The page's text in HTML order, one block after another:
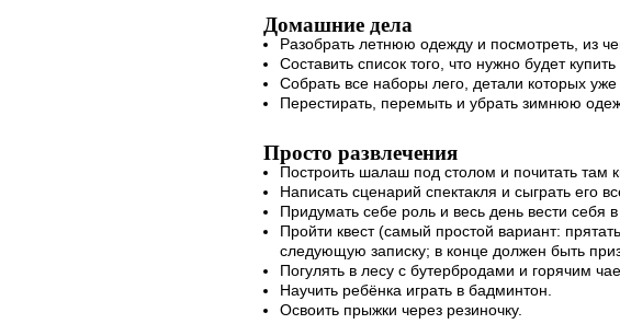
Домашние дела
Разобрать летнюю одежду и посмотреть, из
Составить список того, что нужно будет
Собрать все наборы лего, детали которых уже
Перестирать, перемыть и убрать зимнюю
Просто развлечения
Построить шалаш под столом и почитать там
Написать сценарий спектакля и сыграть его
Придумать себе роль и весь день вести себя в
Пройти квест (самый простой вариант:
следующую записку; в конце должен быть
Погулять в лесу с бутербродами и горячим
Научить ребёнка играть в бадминтон.
Освоить прыжки через резиночку.